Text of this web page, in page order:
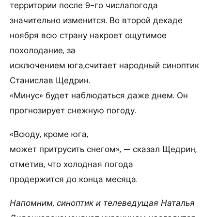
территории после 9-го числапогода
значительно изменится. Во второй декаде
ноября всю страну накроет ощутимое
похолодание, за
исключением юга,считает народный синоптик
Станислав Щедрин.
«Минус» будет наблюдаться даже днем. Он
прогнозирует снежную погоду.
«Всюду, кроме юга,
может притрусить снегом», — сказал Щедрин,
отметив, что холодная погода
продержится до конца месяца.
Напомним, синоптик и телеведущая Наталья